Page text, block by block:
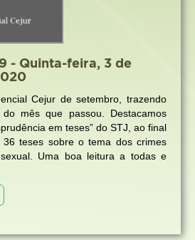
- Quinta-feira, 3 de
Cejur de setembro, trazendo
do mês que passou. Destacamos
em teses” do STJ, ao final
36 teses sobre o tema dos crimes
Uma boa leitura a todas e